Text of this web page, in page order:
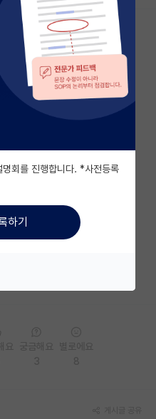
데요?”
생활 하는지 감도 안온다.
꼬 헐어버리겠고
회를 진행합니다. *사전등록
하기